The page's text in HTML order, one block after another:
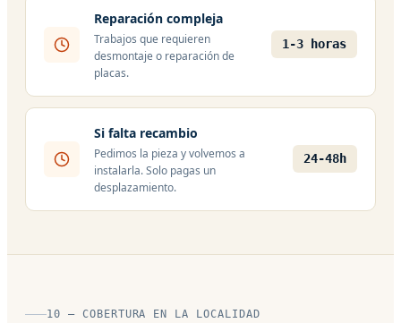
Reparación compleja
Trabajos que requieren
desmontaje o reparación de
placas.
1-3 horas
Si falta recambio
Pedimos la pieza y volvemos a
instalarla. Solo pagas un
desplazamiento.
24-48h
10 — COBERTURA EN LA LOCALIDAD